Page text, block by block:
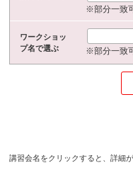
※部分一致
ワークショッ
プ名で選ぶ
※部分一致
講習会名をクリックすると、詳細